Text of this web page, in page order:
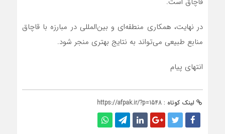
در نهایت، همکاری منطقه‌ای و بین‌المللی در مبارزه با قاچاق
منابع طبیعی می‌تواند به نتایج بهتری منجر شود.
انتهای پیام
لینک کوتاه : https://afpak.ir/?p=1548